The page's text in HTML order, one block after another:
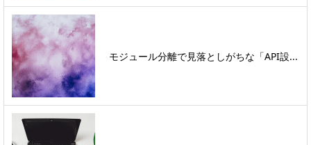
モジュール分離で見落としがちな「API設...